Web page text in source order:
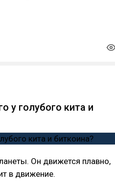
у голубого кита и
Он движется плавно,
в движение.